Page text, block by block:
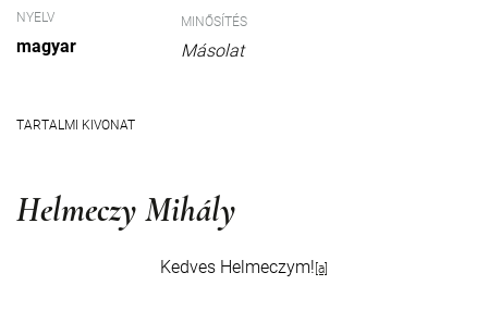
NYELV
magyar
MINŐSÍTÉS
Másolat
TARTALMI KIVONAT
Helmeczy Mihály
Kedves Helmeczym! [a]